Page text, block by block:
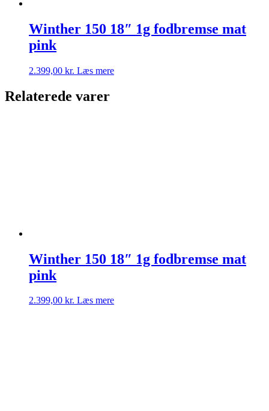
Winther 150 18″ 1g fodbremse mat
pink
2.399,00 kr. Læs mere
Relaterede varer
Winther 150 18″ 1g fodbremse mat
pink
2.399,00 kr. Læs mere